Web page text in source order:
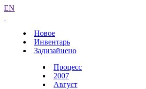
EN
Новое
Инвентарь
Задизайнено
Процесс
2007
Август